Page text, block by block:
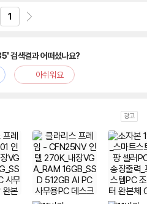
1
색결과 어떠셨나요?
아쉬워요
광고